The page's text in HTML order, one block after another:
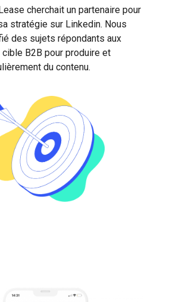
cherchait un partenaire pour
stratégie sur Linkedin. Nous
des sujets répondants aux
B2B pour produire et
du contenu.